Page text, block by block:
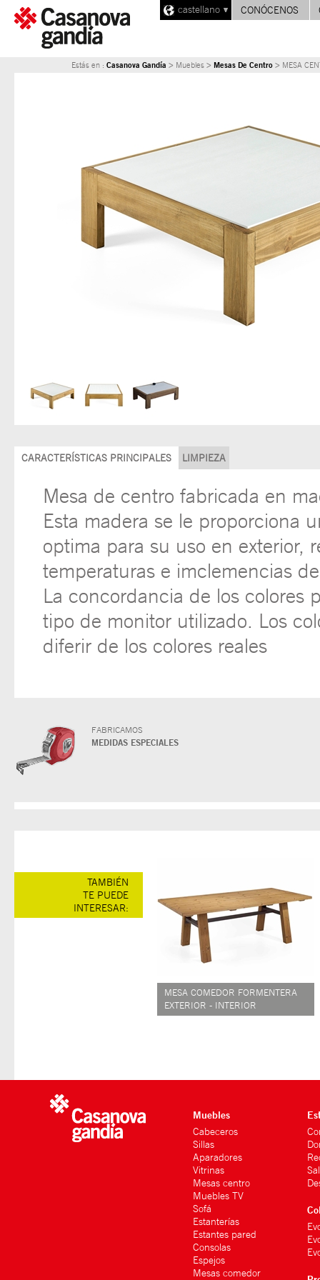
castellano CONÓCENOS
Estás en : Casanova Gandía > Muebles > Mesas De Centro > MESA
CARACTERÍSTICAS PRINCIPALES LIMPIEZA
Mesa de centro fabricada en
Esta madera se le proporciona
optima para su uso en exterior,
temperaturas e imclemencias
La concordancia de los colores
tipo de monitor utilizado. Los
diferir de los colores reales
FABRICAMOS
MEDIDAS ESPECIALES
TAMBIÉN
TE PUEDE
INTERESAR:
MESA COMEDOR FORMENTERA
EXTERIOR - INTERIOR
Muebles
Cabeceros
Sillas
Aparadores
Vitrinas
Mesas centro
Muebles TV
Sofá
Estanterías
Estantes pared
Consolas
Espejos
Mesas comedor